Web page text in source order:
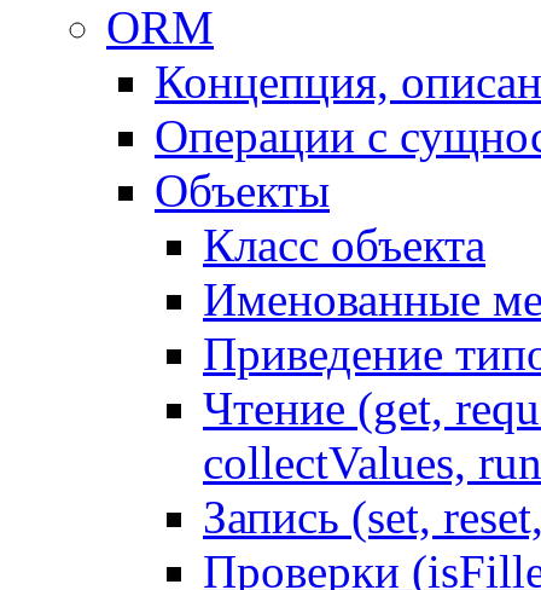
ORM
Концепция,
Операции с
Объекты
Класс объекта
Именованные
Приведение
Чтение (get,
collectValues,
Запись (set,
Проверки